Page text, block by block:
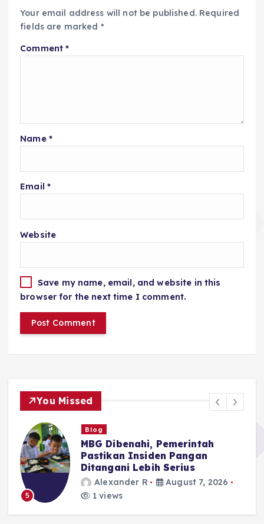
Your email address will not be published. Required
fields are marked *
Comment*
Name *
Email *
Website
Save my name, email, and website in this
browser for the next time I comment.
You Missed
5
Blog
MBG Dibenahi, Pemerintah
Pastikan Insiden Pangan
Ditangani Lebih Serius
Alexander R
August 7, 2026
1 views